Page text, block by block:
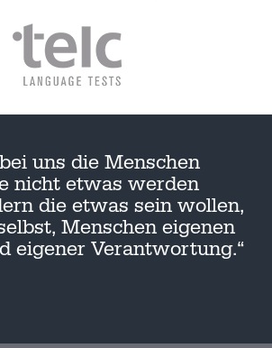
uns die Menschen
nicht etwas werden
die etwas sein wollen,
Menschen eigenen
eigener Verantwortung.“